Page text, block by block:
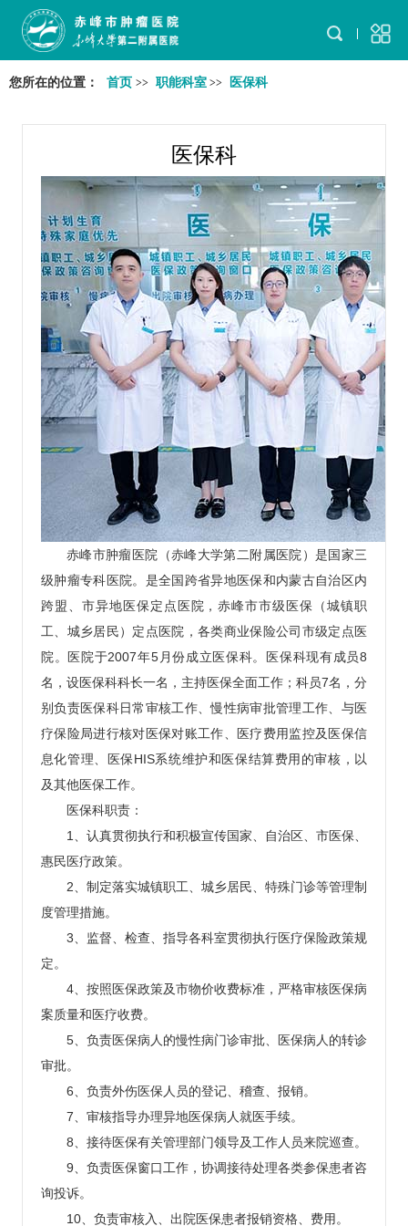
您所在的位置： 首页 >> 职能科室 >> 医保科
医保科
赤峰市肿瘤医院（赤峰大学第二附属医院）是国家三
级肿瘤专科医院。是全国跨省异地医保和内蒙古自治区内
跨盟、市异地医保定点医院，赤峰市市级医保（城镇职
工、城乡居民）定点医院，各类商业保险公司市级定点医
院。医院于2007年5月份成立医保科。医保科现有成员8
名，设医保科科长一名，主持医保全面工作；科员7名，分
别负责医保科日常审核工作、慢性病审批管理工作、与医
疗保险局进行核对医保对账工作、医疗费用监控及医保信
息化管理、医保HIS系统维护和医保结算费用的审核，以
及其他医保工作。
医保科职责：
1、认真贯彻执行和积极宣传国家、自治区、市医保、
惠民医疗政策。
2、制定落实城镇职工、城乡居民、特殊门诊等管理制
度管理措施。
3、监督、检查、指导各科室贯彻执行医疗保险政策规
定。
4、按照医保政策及市物价收费标准，严格审核医保病
案质量和医疗收费。
5、负责医保病人的慢性病门诊审批、医保病人的转诊
审批。
6、负责外伤医保人员的登记、稽查、报销。
7、审核指导办理异地医保病人就医手续。
8、接待医保有关管理部门领导及工作人员来院巡查。
9、负责医保窗口工作，协调接待处理各类参保患者咨
询投诉。
10、负责审核入、出院医保患者报销资格、费用。